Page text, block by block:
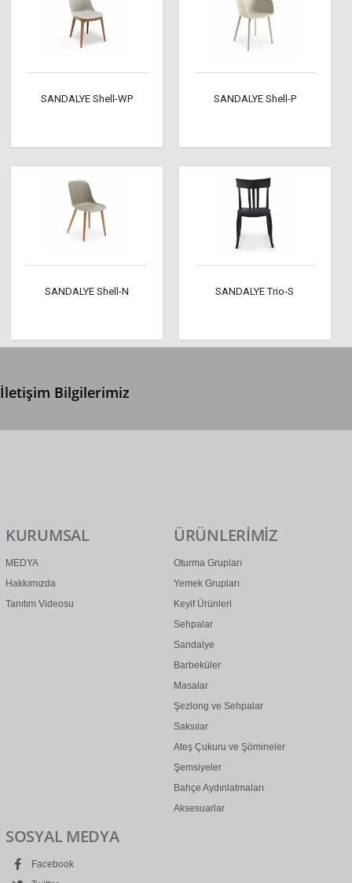
SANDALYE Shell-WP SANDALYE Shell-P
SANDALYE Shell-N SANDALYE Trio-S
İletişim Bilgilerimiz
KURUMSAL
MEDYA
Hakkımızda
Tanıtım Videosu
ÜRÜNLERİMİZ
Oturma Grupları
Yemek Grupları
Keyif Ürünleri
Sehpalar
Sandalye
Barbeküler
Masalar
Şezlong ve Sehpalar
Saksılar
Ateş Çukuru ve Şömineler
Şemsiyeler
Bahçe Aydınlatmaları
Aksesuarlar
SOSYAL MEDYA
Facebook